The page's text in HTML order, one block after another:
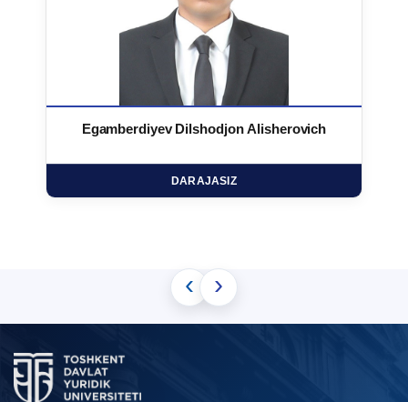
Egamberdiyev Dilshodjon Alisherovich
DARAJASIZ
‹ ›